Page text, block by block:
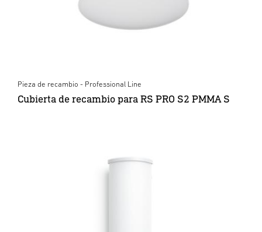
Pieza de recambio - Professional Line
Cubierta de recambio para RS PRO S2 PMMA S